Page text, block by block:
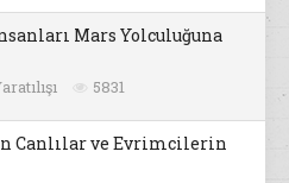
Mars Yolculuğuna
5831
Canlılar ve Evrimcilerin